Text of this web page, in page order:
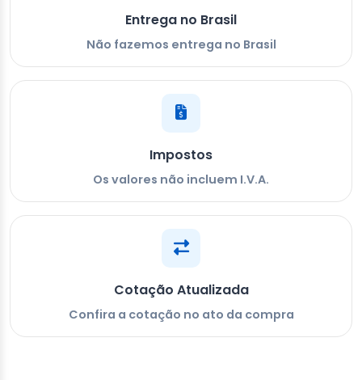
Entrega no Brasil
Não fazemos entrega no Brasil
Impostos
Os valores não incluem I.V.A.
Cotação Atualizada
Confira a cotação no ato da compra